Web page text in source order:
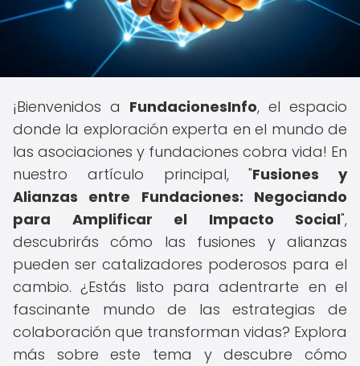
¡Bienvenidos a FundacionesInfo, el espacio
donde la exploración experta en el mundo de
las asociaciones y fundaciones cobra vida! En
nuestro artículo principal, "Fusiones y
Alianzas entre Fundaciones: Negociando
para Amplificar el Impacto Social",
descubrirás cómo las fusiones y alianzas
pueden ser catalizadores poderosos para el
cambio. ¿Estás listo para adentrarte en el
fascinante mundo de las estrategias de
colaboración que transforman vidas? Explora
más sobre este tema y descubre cómo